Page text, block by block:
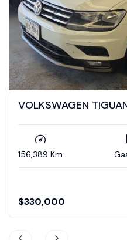
VOLKSWAGEN
156,389 Km
$330,000